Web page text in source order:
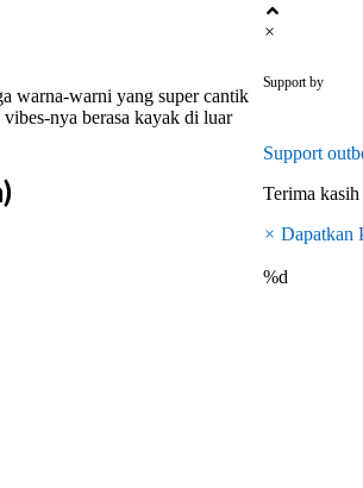
warna-warni yang super cantik
nya berasa kayak di luar
×
Support by
Support
Terima
× Dapatkan
%d